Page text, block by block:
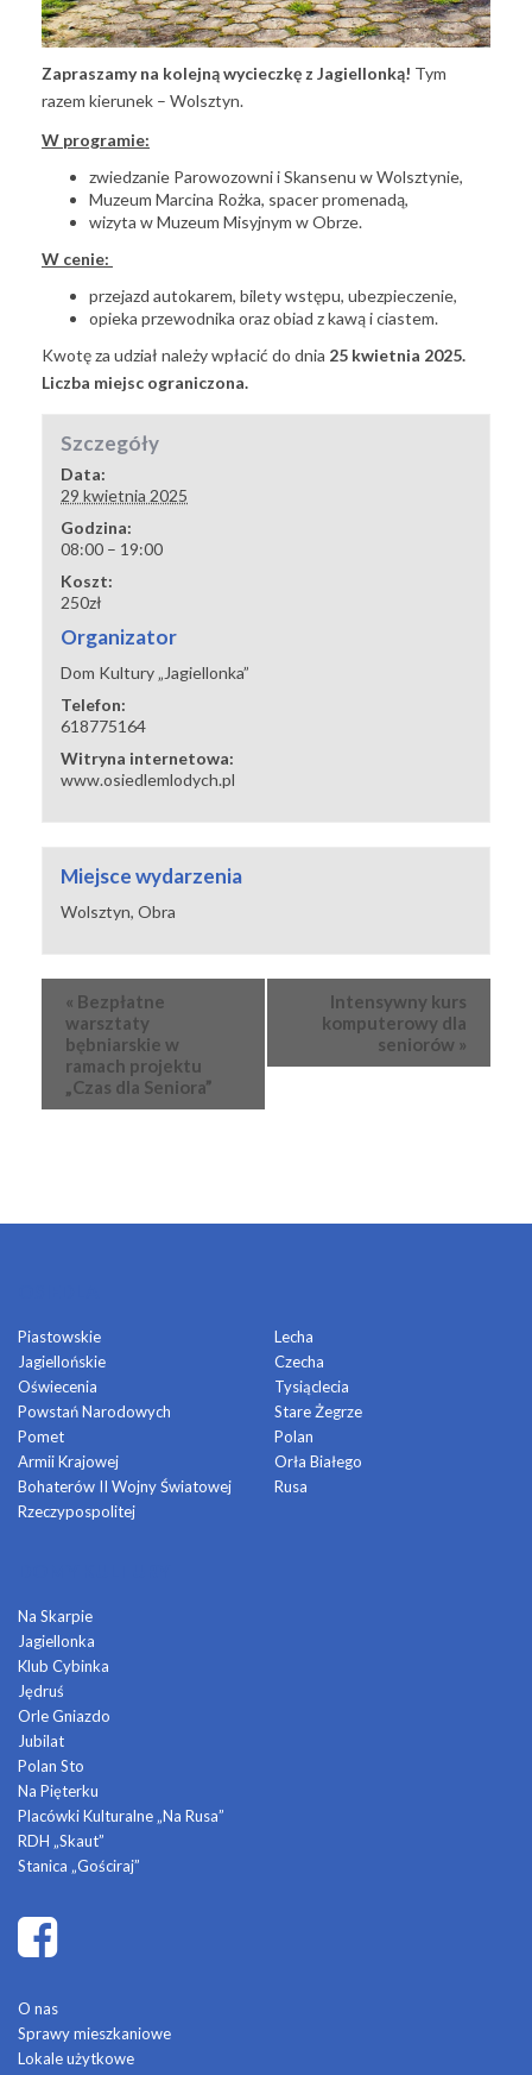
Zapraszamy na kolejną wycieczkę z Jagiellonką! Tym
razem kierunek – Wolsztyn.
W programie:
zwiedzanie Parowozowni i Skansenu w Wolsztynie,
Muzeum Marcina Rożka, spacer promenadą,
wizyta w Muzeum Misyjnym w Obrze.
W cenie:
przejazd autokarem, bilety wstępu, ubezpieczenie,
opieka przewodnika oraz obiad z kawą i ciastem.
Kwotę za udział należy wpłacić do dnia 25 kwietnia 2025.
Liczba miejsc ograniczona.
Szczegóły
Data:
29 kwietnia 2025
Godzina:
08:00 – 19:00
Koszt:
250zł
Organizator
Dom Kultury „Jagiellonka”
Telefon:
618775164
Witryna internetowa:
www.osiedlemlodych.pl
Miejsce wydarzenia
Wolsztyn, Obra
Wydarzenie
Nawigacja
« Bezpłatne
warsztaty
bębniarskie w
ramach projektu
„Czas dla Seniora”
Intensywny kurs
komputerowy dla
seniorów »
Piastowskie
Jagiellońskie
Oświecenia
Powstań Narodowych
Pomet
Armii Krajowej
Bohaterów II Wojny Światowej
Rzeczypospolitej
Lecha
Czecha
Tysiąclecia
Stare Żegrze
Polan
Orła Białego
Rusa
Na Skarpie
Jagiellonka
Klub Cybinka
Jędruś
Orle Gniazdo
Jubilat
Polan Sto
Na Pięterku
Placówki Kulturalne „Na Rusa”
RDH „Skaut”
Stanica „Gościraj”
O nas
Sprawy mieszkaniowe
Lokale użytkowe